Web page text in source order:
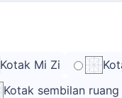
Kotak Mi Zi
Kotak sembilan ruang